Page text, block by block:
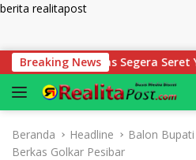
berita realitapost
Breaking News
Diknas Segera Seret
Beranda Headline
Balon
Berkas Golkar Pesibar